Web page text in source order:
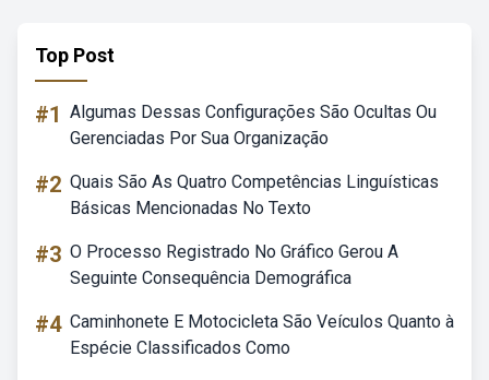
Top Post
#1 Algumas Dessas Configurações São Ocultas Ou
Gerenciadas Por Sua Organização
#2 Quais São As Quatro Competências Linguísticas
Básicas Mencionadas No Texto
#3 O Processo Registrado No Gráfico Gerou A
Seguinte Consequência Demográfica
#4 Caminhonete E Motocicleta São Veículos Quanto à
Espécie Classificados Como